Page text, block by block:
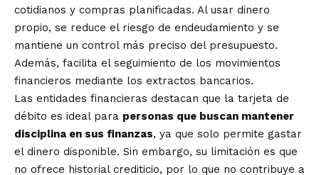
cotidianos y compras planificadas. Al usar dinero
propio, se reduce el riesgo de endeudamiento y se
mantiene un control más preciso del presupuesto.
Además, facilita el seguimiento de los movimientos
financieros mediante los extractos bancarios.
Las entidades financieras destacan que la tarjeta de
débito es ideal para personas que buscan mantener
disciplina en sus finanzas, ya que solo permite gastar
el dinero disponible. Sin embargo, su limitación es que
no ofrece historial crediticio, por lo que no contribuye a